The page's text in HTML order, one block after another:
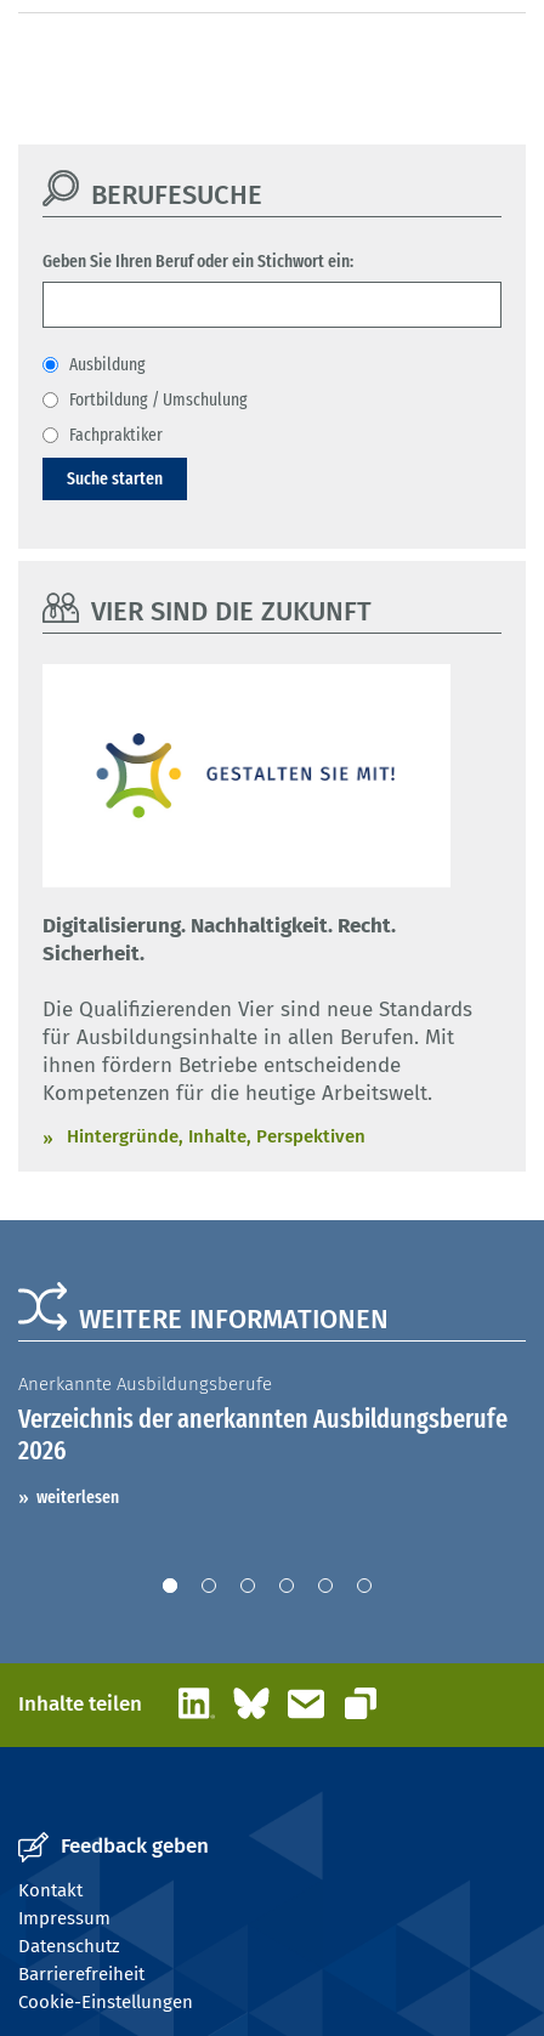
BERUFESUCHE
Geben Sie Ihren Beruf oder ein Stichwort ein:
Ausbildung
Fortbildung / Umschulung
Fachpraktiker
Suche starten
VIER SIND DIE ZUKUNFT
Digitalisierung. Nachhaltigkeit. Recht.
Sicherheit.
Die Qualifizierenden Vier sind neue Standards
für Ausbildungsinhalte in allen Berufen. Mit
ihnen fördern Betriebe entscheidende
Kompetenzen für die heutige Arbeitswelt.
Hintergründe, Inhalte, Perspektiven
WEITERE INFORMATIONEN
Anerkannte Ausbildungsberufe
Verzeichnis der anerkannten Ausbildungsberufe
2026
weiterlesen
Inhalte teilen LinkedInBlueskyE-Mail
Link kopieren
Feedback geben
Kontakt
Impressum
Datenschutz
Barrierefreiheit
Cookie-Einstellungen